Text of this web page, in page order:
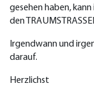
gesehen haben,
den
Irgendwann und
darauf.
Herzlichst